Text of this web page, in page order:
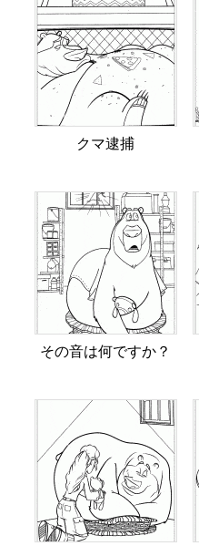
クマ逮捕
その音は何ですか？